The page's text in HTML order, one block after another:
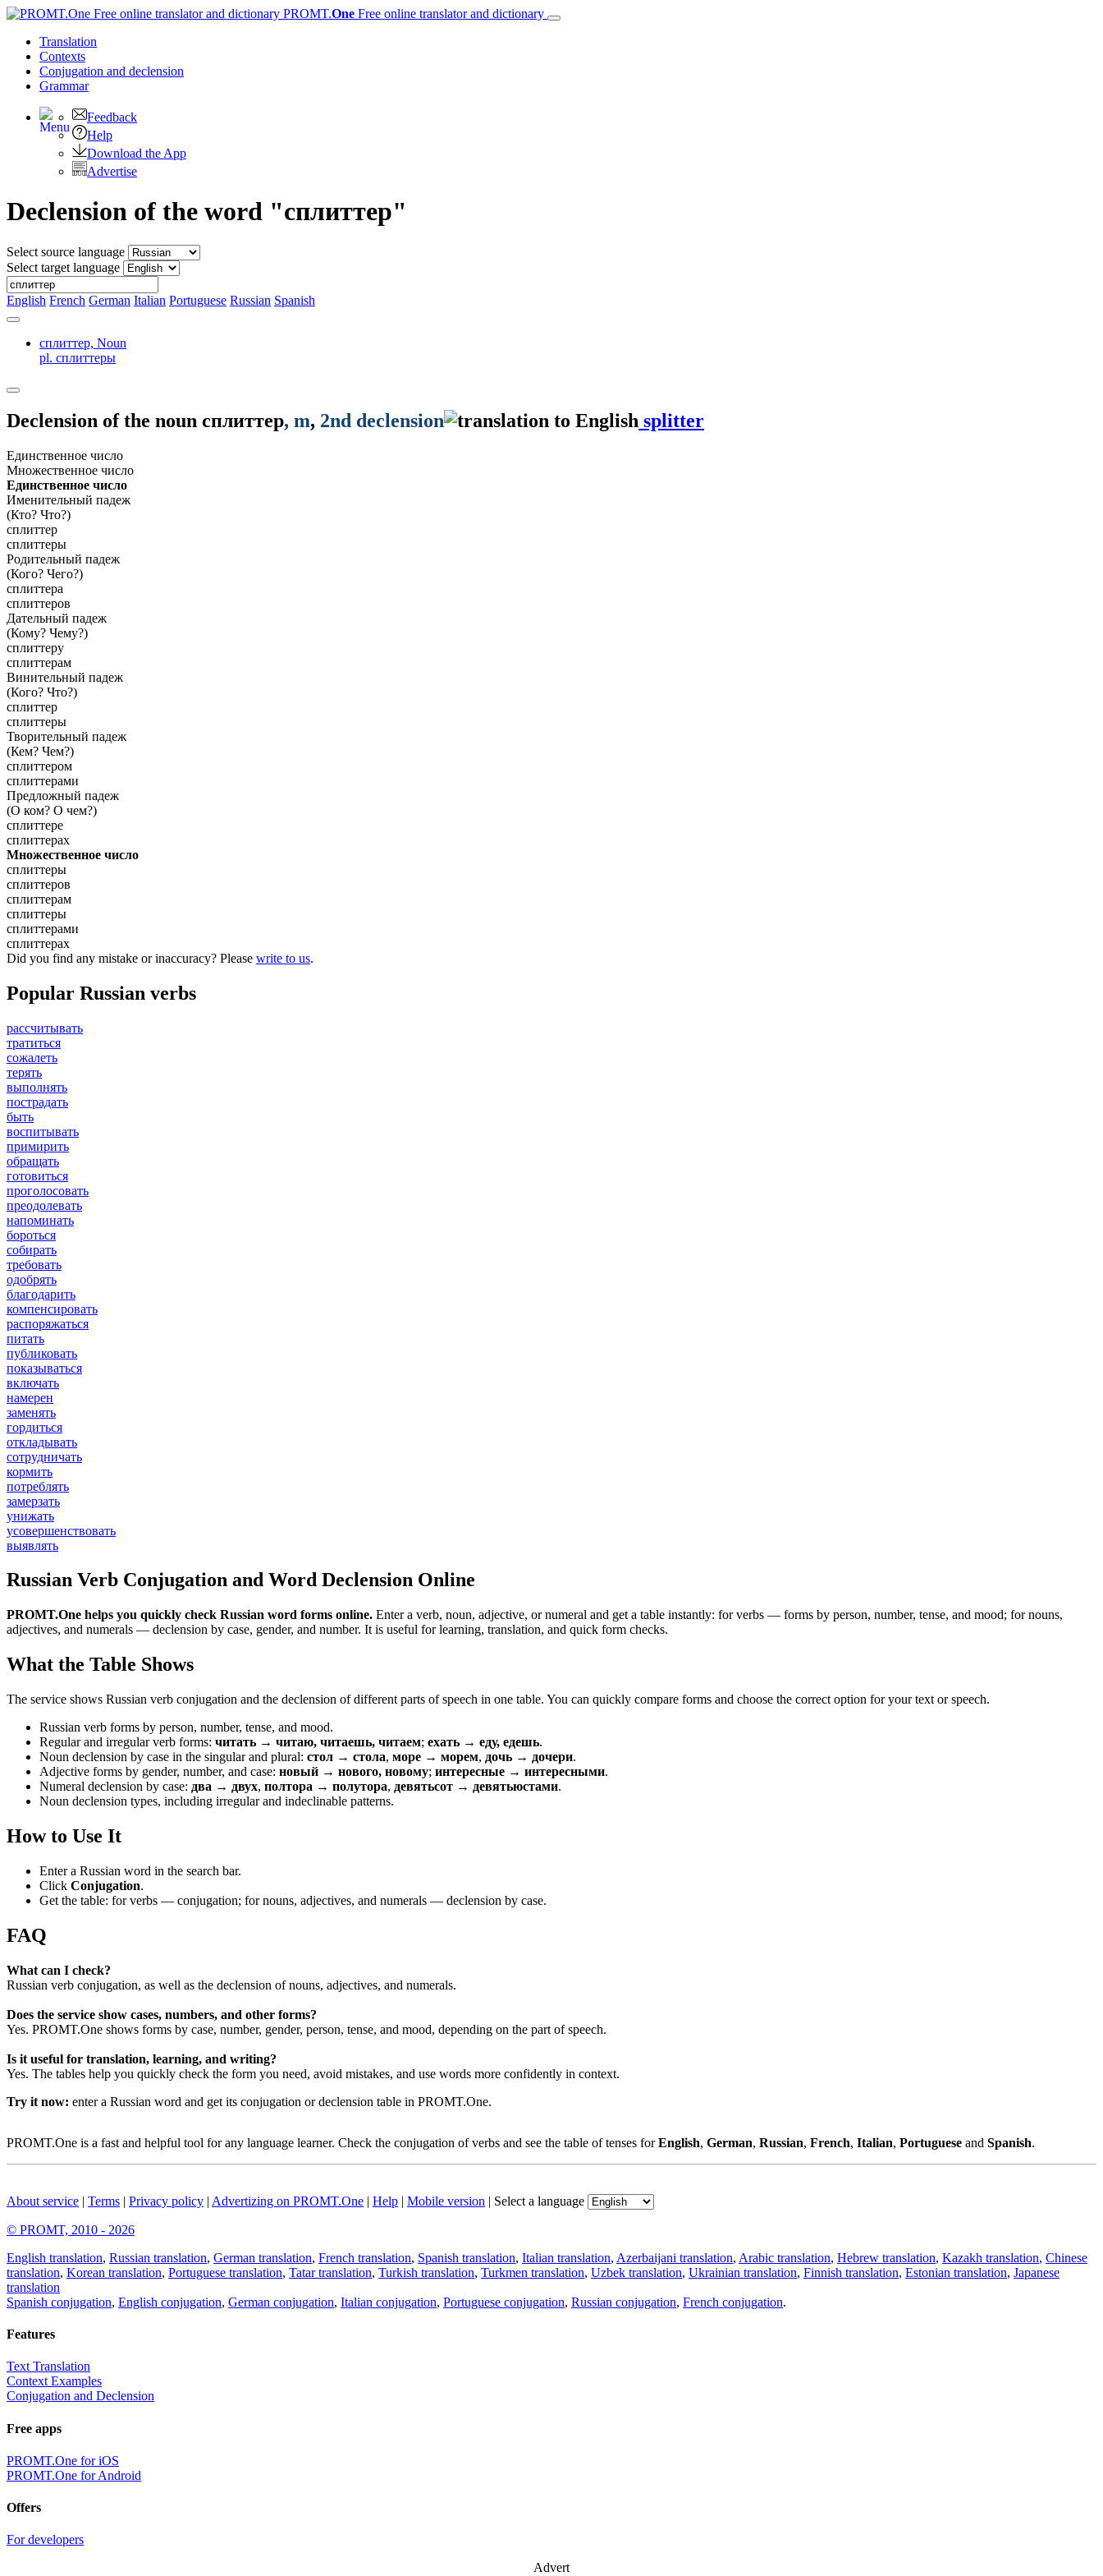
PROMT.One Free online translator and dictionary
Translation
Contexts
Conjugation and declension
Grammar
Feedback
Help
Download the App
Advertise
Declension of the word "сплиттер"
Select source language
Select target language
English French German Italian Portuguese Russian Spanish
сплиттер, Noun
pl. сплиттеры
Declension of the noun сплиттер, m, 2nd declension splitter
Единственное число
Множественное число
Единственное число
Именительный падеж
(Кто? Что?)
сплиттер
сплиттеры
Родительный падеж
(Кого? Чего?)
сплиттера
сплиттеров
Дательный падеж
(Кому? Чему?)
сплиттеру
сплиттерам
Винительный падеж
(Кого? Что?)
сплиттер
сплиттеры
Творительный падеж
(Кем? Чем?)
сплиттером
сплиттерами
Предложный падеж
(О ком? О чем?)
сплиттере
сплиттерах
Множественное число
сплиттеры
сплиттеров
сплиттерам
сплиттеры
сплиттерами
сплиттерах
Did you find any mistake or inaccuracy? Please write to us.
Popular Russian verbs
рассчитывать
тратиться
сожалеть
терять
выполнять
пострадать
быть
воспитывать
примирить
обращать
готовиться
проголосовать
преодолевать
напоминать
бороться
собирать
требовать
одобрять
благодарить
компенсировать
распоряжаться
питать
публиковать
показываться
включать
намерен
заменять
гордиться
откладывать
сотрудничать
кормить
потреблять
замерзать
унижать
усовершенствовать
выявлять
Russian Verb Conjugation and Word Declension Online
PROMT.One helps you quickly check Russian word forms online. Enter a verb, noun, adjective, or numeral and get a table instantly: for verbs — forms by person, number, tense, and mood; for nouns,
adjectives, and numerals — declension by case, gender, and number. It is useful for learning, translation, and quick form checks.
What the Table Shows
The service shows Russian verb conjugation and the declension of different parts of speech in one table. You can quickly compare forms and choose the correct option for your text or speech.
Russian verb forms by person, number, tense, and mood.
Regular and irregular verb forms: читать → читаю, читаешь, читаем; ехать → еду, едешь.
Noun declension by case in the singular and plural: стол → стола, море → морем, дочь → дочери.
Adjective forms by gender, number, and case: новый → нового, новому; интересные → интересными.
Numeral declension by case: два → двух, полтора → полутора, девятьсот → девятьюстами.
Noun declension types, including irregular and indeclinable patterns.
How to Use It
Enter a Russian word in the search bar.
Click Conjugation.
Get the table: for verbs — conjugation; for nouns, adjectives, and numerals — declension by case.
FAQ
What can I check?
Russian verb conjugation, as well as the declension of nouns, adjectives, and numerals.
Does the service show cases, numbers, and other forms?
Yes. PROMT.One shows forms by case, number, gender, person, tense, and mood, depending on the part of speech.
Is it useful for translation, learning, and writing?
Yes. The tables help you quickly check the form you need, avoid mistakes, and use words more confidently in context.
Try it now: enter a Russian word and get its conjugation or declension table in PROMT.One.
PROMT.One is a fast and helpful tool for any language learner. Check the conjugation of verbs and see the table of tenses forEnglish, German, Russian, French, Italian, Portuguese and Spanish.
About service | Terms | Privacy policy | Advertizing on PROMT.One | Help | Mobile version | Select a language
© PROMT, 2010 - 2026
English translation, Russian translation, German translation, French translation, Spanish translation, Italian translation, Azerbaijani translation, Arabic translation, Hebrew translation, Kazakh translation, Chinese
translation, Korean translation, Portuguese translation, Tatar translation, Turkish translation, Turkmen translation, Uzbek translation, Ukrainian translation, Finnish translation, Estonian translation, Japanese
translation
Spanish conjugation, English conjugation, German conjugation, Italian conjugation, Portuguese conjugation, Russian conjugation, French conjugation.
Features
Text Translation
Context Examples
Conjugation and Declension
Free apps
PROMT.One for iOS
PROMT.One for Android
Offers
For developers
Advert